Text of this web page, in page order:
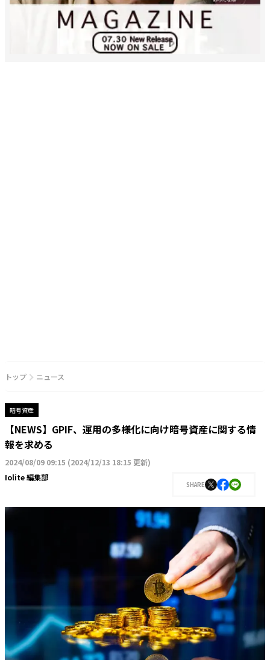
トップ ニュース
暗号資産
【NEWS】GPIF、運用の多様化に向け暗号資産に関する情
報を求める
2024/08/09 09:15 (2024/12/13 18:15 更新)
Iolite 編集部
SHARE